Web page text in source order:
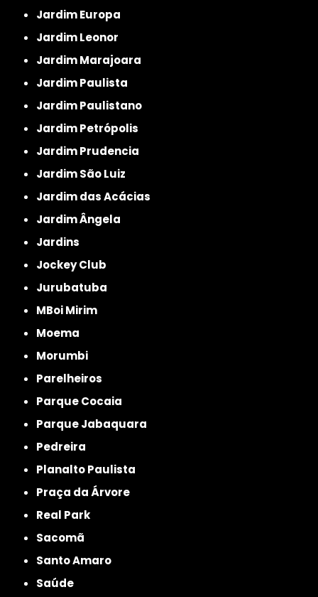
Jardim Europa
Jardim Leonor
Jardim Marajoara
Jardim Paulista
Jardim Paulistano
Jardim Petrópolis
Jardim Prudencia
Jardim São Luiz
Jardim das Acácias
Jardim Ângela
Jardins
Jockey Club
Jurubatuba
MBoi Mirim
Moema
Morumbi
Parelheiros
Parque Cocaia
Parque Jabaquara
Pedreira
Planalto Paulista
Praça da Árvore
Real Park
Sacomã
Santo Amaro
Saúde